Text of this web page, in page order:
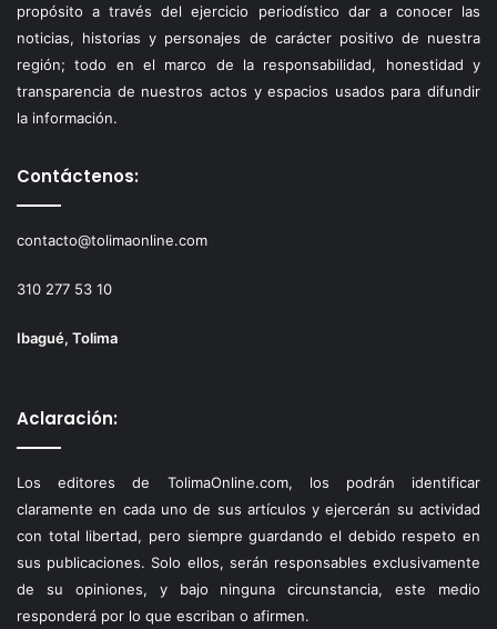
propósito a través del ejercicio periodístico dar a conocer las
noticias, historias y personajes de carácter positivo de nuestra
región; todo en el marco de la responsabilidad, honestidad y
transparencia de nuestros actos y espacios usados para difundir
la información.
Contáctenos:
contacto@tolimaonline.com
310 277 53 10
Ibagué, Tolima
Aclaración:
Los editores de TolimaOnline.com, los podrán identificar
claramente en cada uno de sus artículos y ejercerán su actividad
con total libertad, pero siempre guardando el debido respeto en
sus publicaciones. Solo ellos, serán responsables exclusivamente
de su opiniones, y bajo ninguna circunstancia, este medio
responderá por lo que escriban o afirmen.